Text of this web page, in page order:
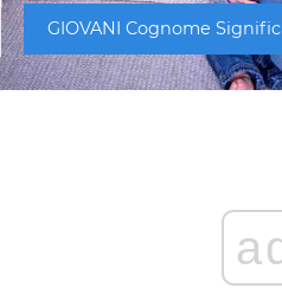
GIOVANI Cognome